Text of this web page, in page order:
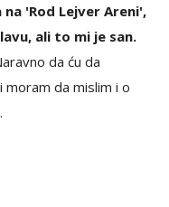
'Rod Lejver Areni',
ali to mi je san.
da ću da
moram da mislim i o